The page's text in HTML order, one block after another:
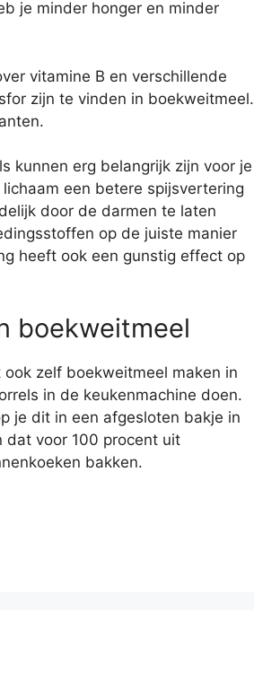
je minder honger en minder
vitamine B en verschillende
zijn te vinden in boekweitmeel.
kunnen erg belangrijk zijn voor je
een betere spijsvertering
door de darmen te laten
op de juiste manier
heeft ook een gunstig effect op
boekweitmeel
zelf boekweitmeel maken in
in de keukenmachine doen.
je dit in een afgesloten bakje in
dat voor 100 procent uit
bakken.